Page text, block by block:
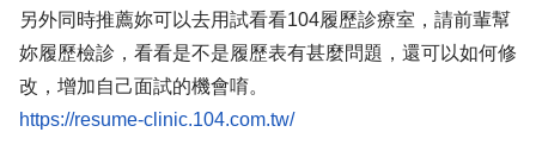
另外同時推薦妳可以去用試看看104履歷診療室，請前輩幫
妳履歷檢診，看看是不是履歷表有甚麼問題，還可以如何修
改，增加自己面試的機會唷。
https://resume-clinic.104.com.tw/